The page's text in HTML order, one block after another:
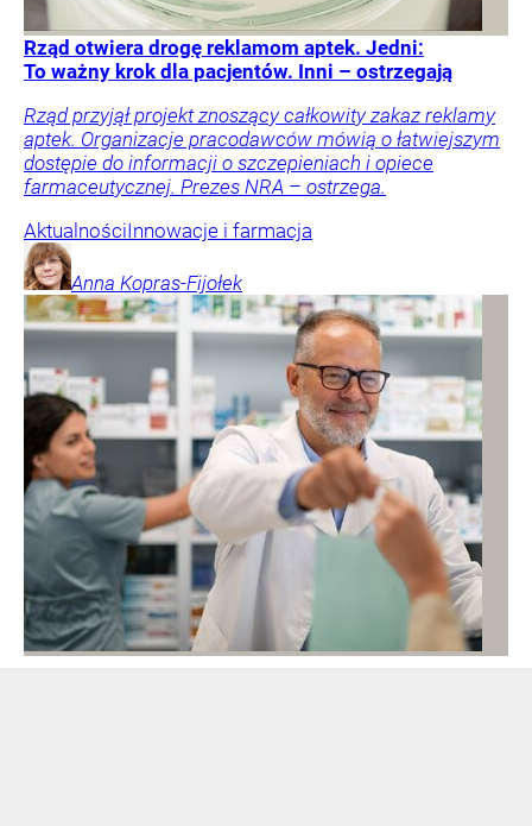
Rząd otwiera drogę reklamom aptek. Jedni:
To ważny krok dla pacjentów. Inni – ostrzegają
Rząd przyjął projekt znoszący całkowity zakaz reklamy
aptek. Organizacje pracodawców mówią o łatwiejszym
dostępie do informacji o szczepieniach i opiece
farmaceutycznej. Prezes NRA – ostrzega.
AktualnościInnowacje i farmacja
Anna Kopras-Fijołek